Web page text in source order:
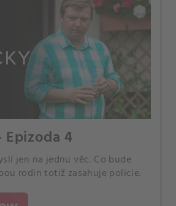
Epizoda 4
jen na jednu věc. Co bude
rodin totiž zasahuje policie.